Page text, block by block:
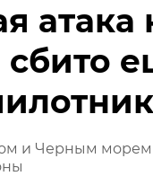
атака
сбито
и Черным морем